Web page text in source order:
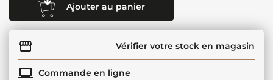
Ajouter au panier
Vérifier votre stock en magasin
Commande en ligne